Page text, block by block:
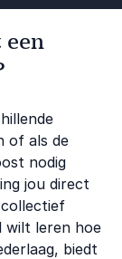
een
of als de
nodig
jou direct
wilt leren hoe
biedt